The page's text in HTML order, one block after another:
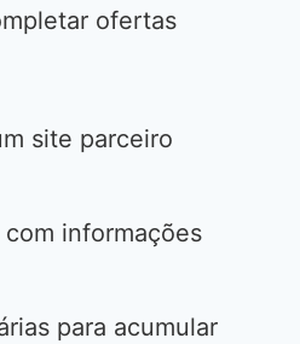
ofertas
site parceiro
informações
para acumular